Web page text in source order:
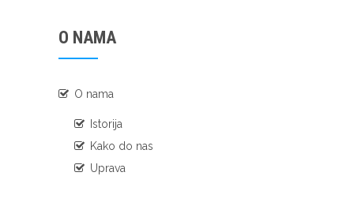
O NAMA
O nama
Istorija
Kako do nas
Uprava